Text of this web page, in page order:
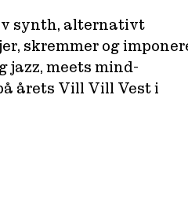
synth, alternativt
skremmer og
jazz, meets mind-
årets Vill Vill Vest i